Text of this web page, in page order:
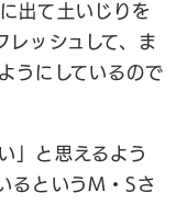
出て土いじりを
レッシュして、ま
うにしているので
」と思えるよう
るというM・Sさ